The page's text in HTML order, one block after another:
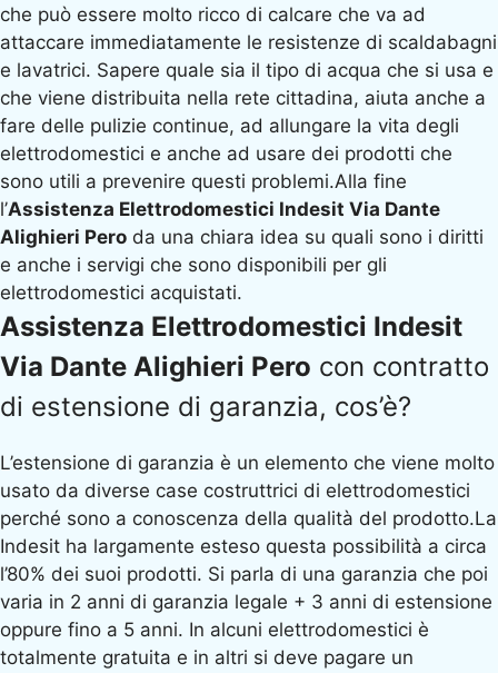
che può essere molto ricco di calcare che va ad
attaccare immediatamente le resistenze di scaldabagni
e lavatrici. Sapere quale sia il tipo di acqua che si usa e
che viene distribuita nella rete cittadina, aiuta anche a
fare delle pulizie continue, ad allungare la vita degli
elettrodomestici e anche ad usare dei prodotti che
sono utili a prevenire questi problemi.Alla fine
l’Assistenza Elettrodomestici Indesit Via Dante
Alighieri Pero da una chiara idea su quali sono i diritti
e anche i servigi che sono disponibili per gli
elettrodomestici acquistati.
Assistenza Elettrodomestici Indesit
Via Dante Alighieri Pero con contratto
di estensione di garanzia, cos’è?
L’estensione di garanzia è un elemento che viene molto
usato da diverse case costruttrici di elettrodomestici
perché sono a conoscenza della qualità del prodotto.La
Indesit ha largamente esteso questa possibilità a circa
l’80% dei suoi prodotti. Si parla di una garanzia che poi
varia in 2 anni di garanzia legale + 3 anni di estensione
oppure fino a 5 anni. In alcuni elettrodomestici è
totalmente gratuita e in altri si deve pagare un